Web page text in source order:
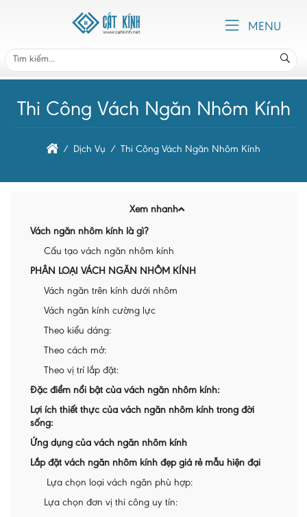
MENU
Thi Công Vách Ngăn Nhôm Kính
Dịch Vụ Thi Công Vách Ngăn Nhôm Kính
Xem nhanh
Vách ngăn nhôm kính là gì?
Cấu tạo vách ngăn nhôm kính
PHÂN LOẠI VÁCH NGĂN NHÔM KÍNH
Vách ngăn trên kính dưới nhôm
Vách ngăn kính cường lực
Theo kiểu dáng:
Theo cách mở:
Theo vị trí lắp đặt:
Đặc điểm nổi bật của vách ngăn nhôm kính:
Lợi ích thiết thực của vách ngăn nhôm kính trong đời
sống:
Ứng dụng của vách ngăn nhôm kính
Lắp đặt vách ngăn nhôm kính đẹp giá rẻ mẫu hiện đại
Lựa chọn loại vách ngăn phù hợp:
Lựa chọn đơn vị thi công uy tín: